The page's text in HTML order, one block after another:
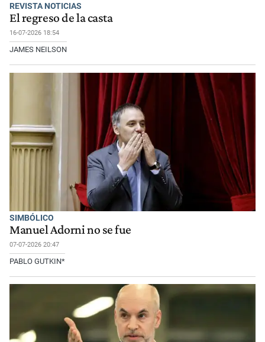
REVISTA NOTICIAS
El regreso de la casta
16-07-2026 18:54
JAMES NEILSON
SIMBÓLICO
Manuel Adorni no se fue
07-07-2026 20:47
PABLO GUTKIN*